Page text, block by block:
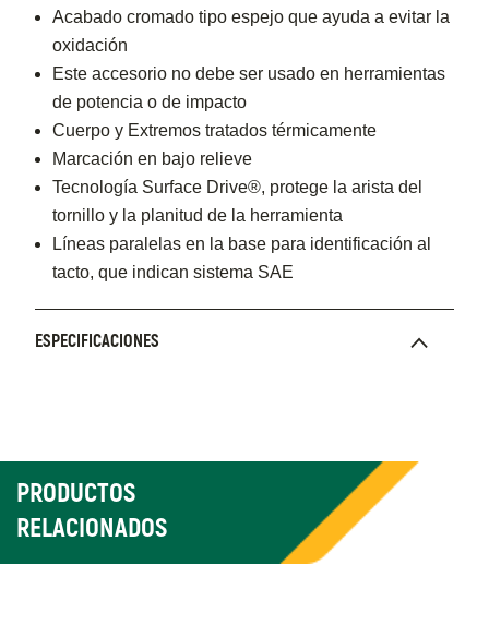
Acabado cromado tipo espejo que ayuda a evitar la
oxidación
Este accesorio no debe ser usado en herramientas
de potencia o de impacto
Cuerpo y Extremos tratados térmicamente
Marcación en bajo relieve
Tecnología Surface Drive®, protege la arista del
tornillo y la planitud de la herramienta
Líneas paralelas en la base para identificación al
tacto, que indican sistema SAE
ESPECIFICACIONES
PRODUCTOS
RELACIONADOS